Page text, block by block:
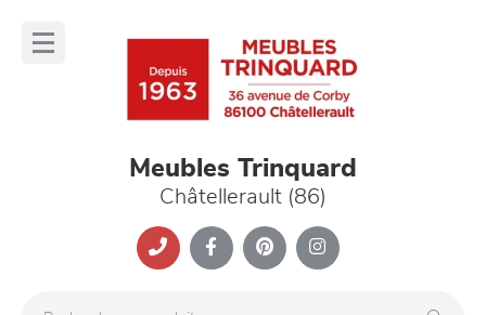
Meubles Trinquard
Châtellerault (86)